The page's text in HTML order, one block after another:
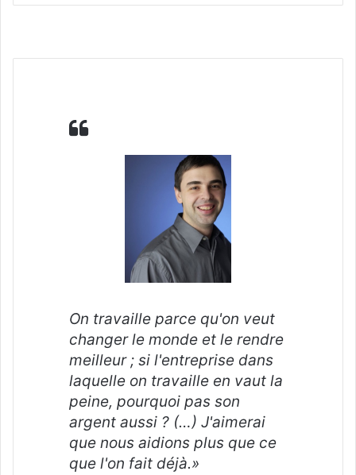
On travaille parce qu'on veut
changer le monde et le rendre
meilleur ; si l'entreprise dans
laquelle on travaille en vaut la
peine, pourquoi pas son
argent aussi ? (…) J'aimerai
que nous aidions plus que ce
que l'on fait déjà.»